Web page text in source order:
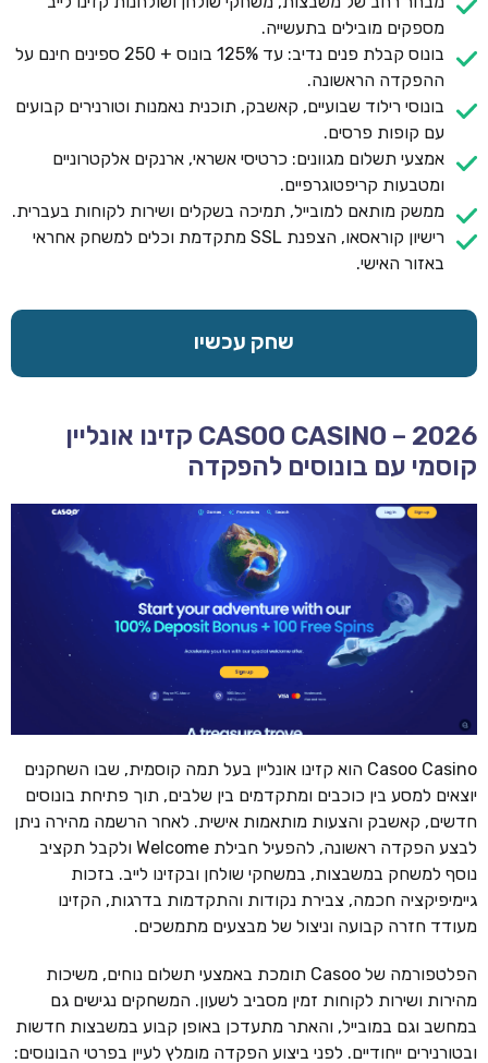
מספקים מובילים בתעשייה.
בונוס קבלת פנים נדיב: עד 125% בונוס + 250 ספינים חינם על
ההפקדה הראשונה.
בונוסי רילוד שבועיים, קאשבק, תוכנית נאמנות וטורנירים קבועים
עם קופות פרסים.
אמצעי תשלום מגוונים: כרטיסי אשראי, ארנקים אלקטרוניים
ומטבעות קריפטוגרפיים.
ממשק מותאם למובייל, תמיכה בשקלים ושירות לקוחות בעברית.
רישיון קוראסאו, הצפנת SSL מתקדמת וכלים למשחק אחראי
באזור האישי.
שחק עכשיו
CASOO CASINO – 2026 קזינו אונליין
קוסמי עם בונוסים להפקדה
Casoo Casino הוא קזינו אונליין בעל תמה קוסמית, שבו השחקנים
יוצאים למסע בין כוכבים ומתקדמים בין שלבים, תוך פתיחת בונוסים
חדשים, קאשבק והצעות מותאמות אישית. לאחר הרשמה מהירה ניתן
לבצע הפקדה ראשונה, להפעיל חבילת Welcome ולקבל תקציב
נוסף למשחק במשבצות, במשחקי שולחן ובקזינו לייב. בזכות
גיימיפיקציה חכמה, צבירת נקודות והתקדמות בדרגות, הקזינו
מעודד חזרה קבועה וניצול של מבצעים מתמשכים.
הפלטפורמה של Casoo תומכת באמצעי תשלום נוחים, משיכות
מהירות ושירות לקוחות זמין מסביב לשעון. המשחקים נגישים גם
במחשב וגם במובייל, והאתר מתעדכן באופן קבוע במשבצות חדשות
ובטורנירים ייחודיים. לפני ביצוע הפקדה מומלץ לעיין בפרטי הבונוסים: